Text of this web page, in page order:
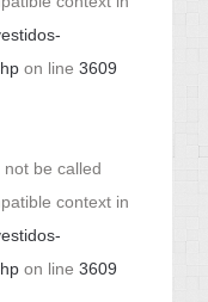
on line 3609
be called
context in
on line 3609